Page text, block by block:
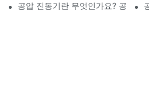
공압 진동기란 무엇인가요? 공압 시